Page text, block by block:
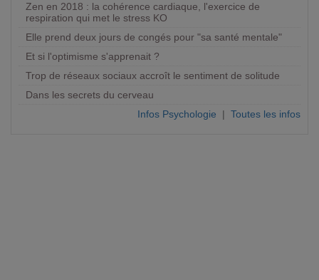
Zen en 2018 : la cohérence cardiaque, l'exercice de
respiration qui met le stress KO
Elle prend deux jours de congés pour "sa santé mentale"
Et si l'optimisme s'apprenait ?
Trop de réseaux sociaux accroît le sentiment de solitude
Dans les secrets du cerveau
Infos Psychologie | Toutes les infos